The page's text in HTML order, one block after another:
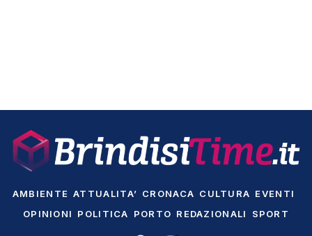
AMBIENTE ATTUALITA’ CRONACA CULTURA EVENTI
OPINIONI
POLITICA PORTO REDAZIONALI SPORT